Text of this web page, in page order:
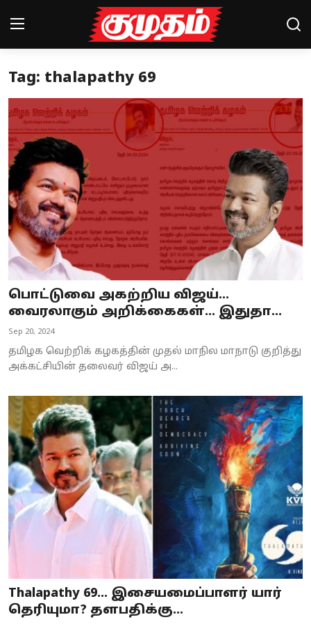
Home
Magazines
Games
Cinema
Videos
Health
Sports
Special Story
Business
Crime
Tamilnadu
National
World
Astrology
Spirituality
Politics
Tag: thalapathy 69
பொட்டுவை அகற்றிய விஜய்...
வைரலாகும் அறிக்கைகள்... இதுதா...
Sep 20, 2024
தமிழக வெற்றிக் கழகத்தின் முதல் மாநில மாநாடு குறித்து
அக்கட்சியின் தலைவர் விஜய் அ...
Thalapathy 69... இசையமைப்பாளர் யார்
தெரியுமா? தளபதிக்கு...